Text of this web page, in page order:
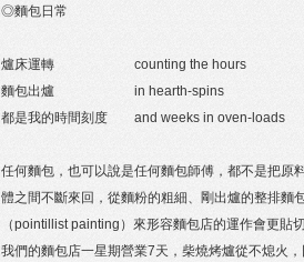
◎麵包日常
爐床運轉 counting the hours
麵包出爐 in hearth-spins
都是我的時間刻度 and weeks in oven-loads
任何麵包，也可以說是任何麵包師傅，都不是把
體之間不斷來回，從麵粉的粗細、剛出爐的整排
（pointillist painting）來形容麵包店的運作會更貼
我們的麵包店一星期營業7天，柴燒烤爐從不熄火